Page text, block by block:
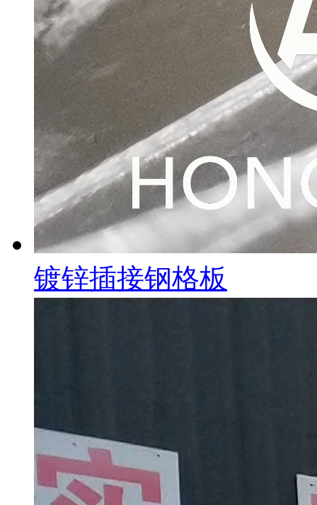
镀锌插接钢格板